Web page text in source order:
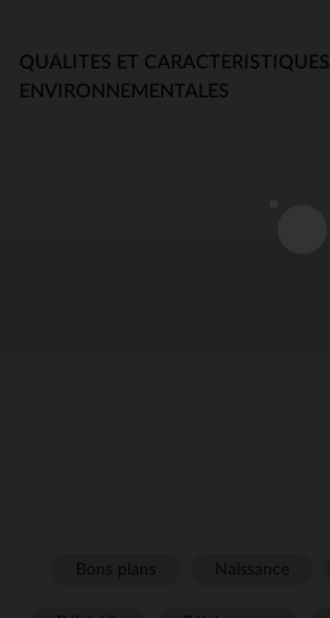
QUALITES ET CARACTERISTIQUES
ENVIRONNEMENTALES